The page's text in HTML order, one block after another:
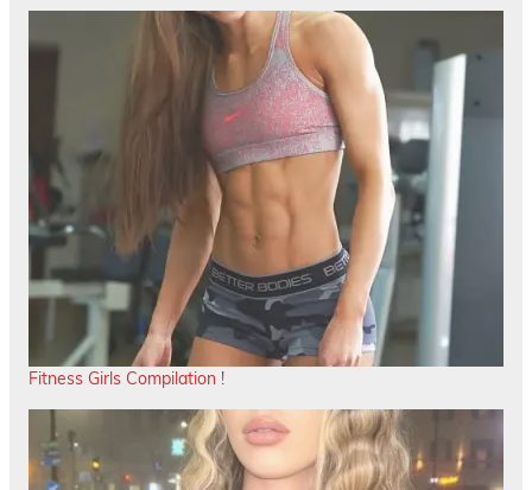
Fitness Girls Compilation !